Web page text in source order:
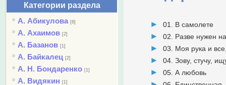
Категории раздела
А. Абикулова [8]
А. Ахаимов [2]
А. Базанов [1]
А. Байкалец [2]
А. Н. Бондаренко [1]
А. Видякин [1]
01. В самолете
02. Разве нужен
03. Моя рука и
04. Зову, стучу,
05. А любовь